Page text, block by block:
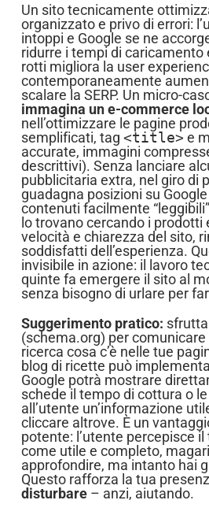
Un sito tecnicamente
organizzato e privo di errori:
intoppi e Google se ne
ridurre i tempi di caricamento
rotti migliora la user
contemporaneamente
scalare la SERP. Un micro-
immagina un e-commerce
nell’ottimizzare le pagine
semplificati, tag <title> e
accurate, immagini
descrittivi). Senza lanciare
pubblicitaria extra, nel giro di
guadagna posizioni su
contenuti facilmente
lo trovano cercando i prodotti
velocità e chiarezza del sito,
soddisfatti dell’esperienza.
invisibile in azione: il lavoro
quinte fa emergere il sito al
senza bisogno di urlare per
Suggerimento pratico:
(schema.org) per
ricerca cosa c’è nelle tue
blog di ricette può
Google potrà mostrare
schede il tempo di cottura o
all’utente un’informazione
cliccare altrove. È un
potente: l’utente percepisce
come utile e completo,
approfondire, ma intanto hai
Questo rafforza la tua
disturbare– anzi, aiutando.